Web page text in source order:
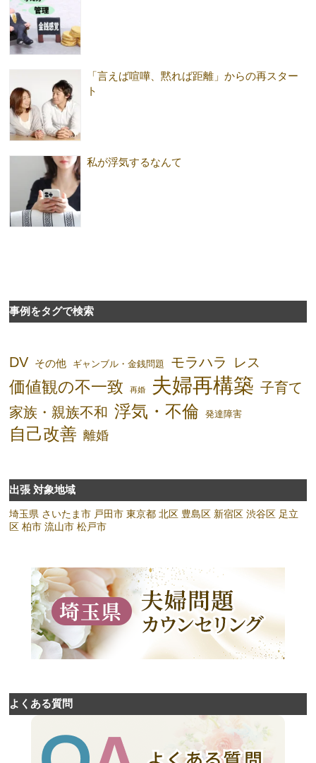
「言えば喧嘩、黙れば距離」からの再スター
ト
私が浮気するなんて
事例をタグで検索
DV その他 ギャンブル・金銭問題 モラハラ レス
価値観の不一致 再婚 夫婦再構築 子育て
家族・親族不和 浮気・不倫 発達障害
自己改善 離婚
出張 対象地域
埼玉県 さいたま市 戸田市 東京都 北区 豊島区 新宿区 渋谷区 足立
区 柏市 流山市 松戸市
よくある質問